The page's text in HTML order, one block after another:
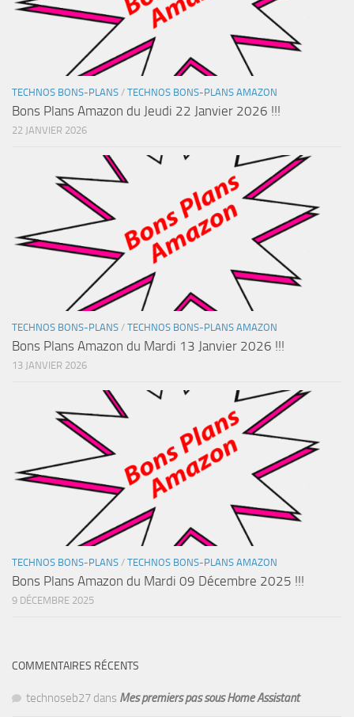
TECHNOS BONS-PLANS / TECHNOS BONS-PLANS AMAZON
Bons Plans Amazon du Jeudi 22 Janvier 2026 !!!
22 JANVIER 2026
TECHNOS BONS-PLANS / TECHNOS BONS-PLANS AMAZON
Bons Plans Amazon du Mardi 13 Janvier 2026 !!!
13 JANVIER 2026
TECHNOS BONS-PLANS / TECHNOS BONS-PLANS AMAZON
Bons Plans Amazon du Mardi 09 Décembre 2025 !!!
9 DÉCEMBRE 2025
COMMENTAIRES RÉCENTS
technoseb27 dans Mes premiers pas sous Home Assistant